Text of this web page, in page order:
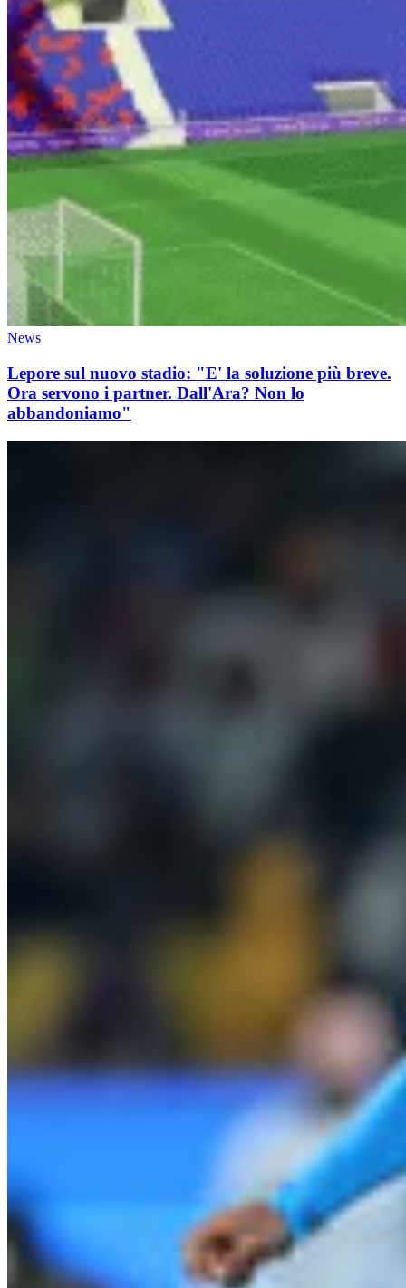
News
Lepore sul nuovo stadio: "E' la soluzione più breve.
Ora servono i partner. Dall'Ara? Non lo
abbandoniamo"